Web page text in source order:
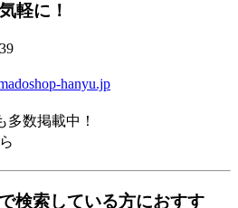
軽に！
hanyu.jp
多数掲載中！
検索している方におすす